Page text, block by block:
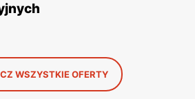
WSZYSTKIE OFERTY